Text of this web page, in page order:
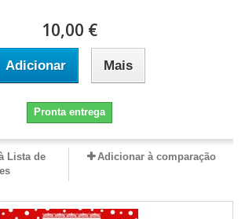
10,00 €
Adicionar Mais
Pronta entrega
Lista de
Adicionar à comparação